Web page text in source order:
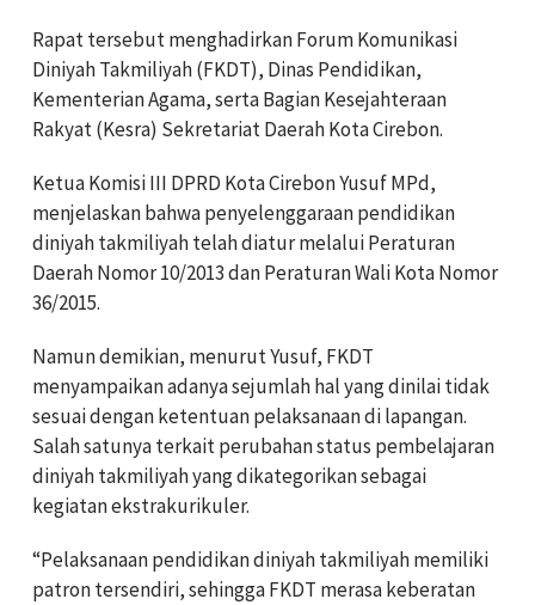
Rapat tersebut menghadirkan Forum Komunikasi
Diniyah Takmiliyah (FKDT), Dinas Pendidikan,
Kementerian Agama, serta Bagian Kesejahteraan
Rakyat (Kesra) Sekretariat Daerah Kota Cirebon.
Ketua Komisi III DPRD Kota Cirebon Yusuf MPd,
menjelaskan bahwa penyelenggaraan pendidikan
diniyah takmiliyah telah diatur melalui Peraturan
Daerah Nomor 10/2013 dan Peraturan Wali Kota Nomor
36/2015.
Namun demikian, menurut Yusuf, FKDT
menyampaikan adanya sejumlah hal yang dinilai tidak
sesuai dengan ketentuan pelaksanaan di lapangan.
Salah satunya terkait perubahan status pembelajaran
diniyah takmiliyah yang dikategorikan sebagai
kegiatan ekstrakurikuler.
“Pelaksanaan pendidikan diniyah takmiliyah memiliki
patron tersendiri, sehingga FKDT merasa keberatan